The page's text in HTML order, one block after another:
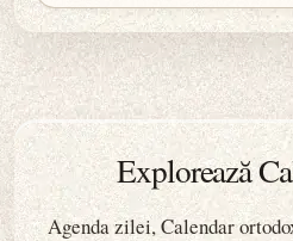
Explorează
Agenda zilei, Calendar